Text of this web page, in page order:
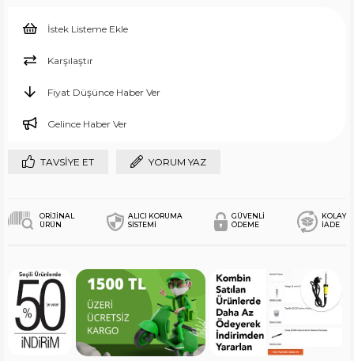
İstek Listeme Ekle
Karşılaştır
Fiyat Düşünce Haber Ver
Gelince Haber Ver
TAVSIYE ET YORUM YAZ
ORİJİNAL
ÜRÜN
ALICI KORUMA
SİSTEMİ
GÜVENLİ
ÖDEME
KOLAY
İADE